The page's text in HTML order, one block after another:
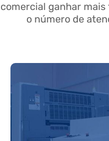
comercial ganhar
o número de